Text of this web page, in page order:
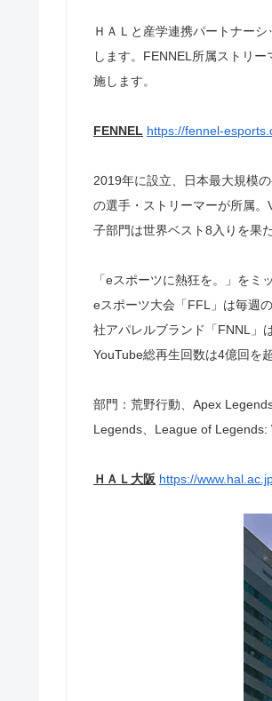
ＨＡＬと産学連携パートナー
します。FENNEL所属ストリ
施します。
FENNEL https://fennel-
2019年に設立、日本最大規模
の選手・ストリーマーが所属
子部門は世界ベスト8入りを果
「eスポーツに熱狂を。」を
eスポーツ大会「FFL」は毎週
社アパレルブランド「FNNL」
YouTube総再生回数は4億回を
部門：荒野行動、Apex
Legends、League of
ＨＡＬ大阪 https://